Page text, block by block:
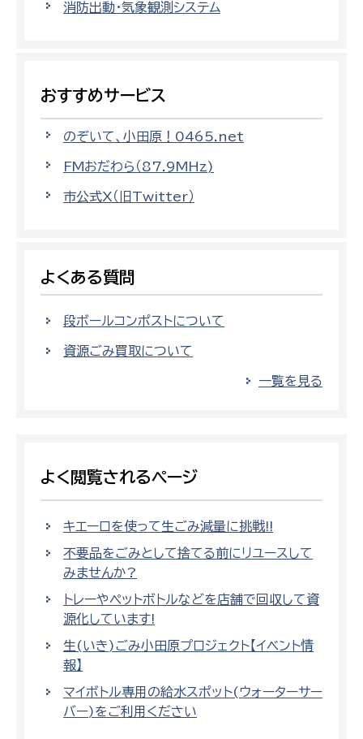
消防出動・気象観測システム
おすすめサービス
のぞいて、小田原！0465.net
FMおだわら（87.9MHz)
市公式X（旧Twitter）
よくある質問
段ボールコンポストについて
資源ごみ買取について
一覧を見る
よく閲覧されるページ
キエーロを使って生ごみ減量に挑戦!!
不要品をごみとして捨てる前にリユースして
みませんか?
トレーやペットボトルなどを店舗で回収して資
源化しています!
生(いき)ごみ小田原プロジェクト【イベント情
報】
マイボトル専用の給水スポット(ウォーターサー
バー)をご利用ください